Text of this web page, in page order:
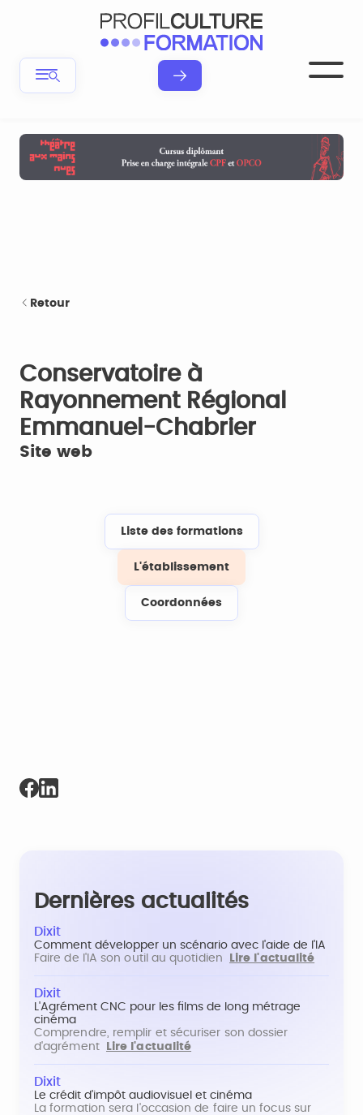
Retour
Conservatoire à
Rayonnement Régional
Emmanuel-Chabrier
Site web
Liste des formations
L'établissement
Coordonnées
Dernières actualités
Dixit
Comment développer un scénario avec l'aide de l'IA
Faire de l'IA son outil au quotidien
Lire l'actualité
Dixit
L'Agrément CNC pour les films de long métrage
cinéma
Comprendre, remplir et sécuriser son dossier
d'agrément
Lire l'actualité
Dixit
Le crédit d'impôt audiovisuel et cinéma
La formation sera l'occasion de faire un focus sur